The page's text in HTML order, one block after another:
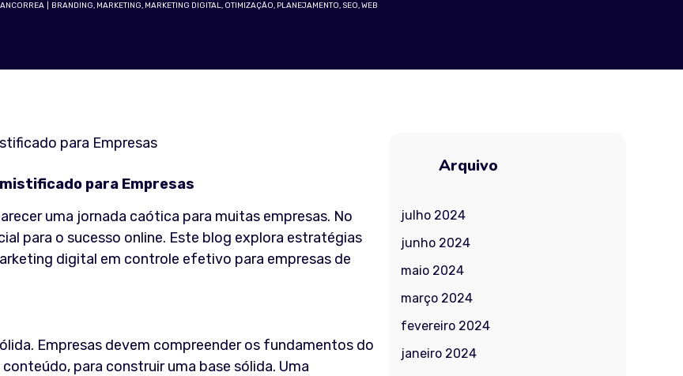
BRANDING, MARKETING, MARKETING DIGITAL, OTIMIZAÇÃO, PLANEJAMENTO, SEO,WEB
para Empresas
uma jornada caótica para muitas empresas. No
para o sucesso online. Este blog explora estratégias
digital em controle efetivo para empresas de
Empresas devem compreender os fundamentos do
para construir uma base sólida. Uma
Arquivo
julho 2024
junho 2024
maio 2024
março 2024
fevereiro 2024
janeiro 2024